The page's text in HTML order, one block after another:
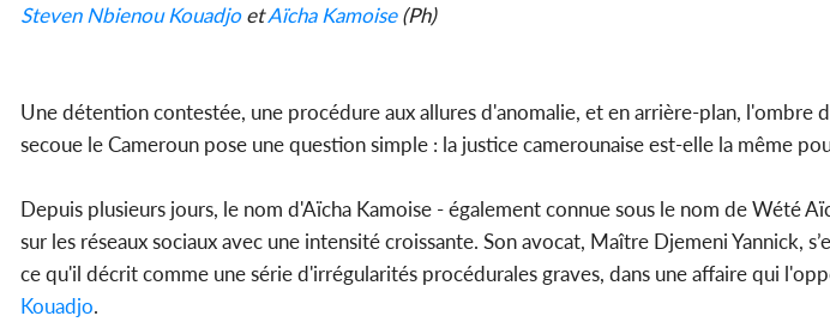
Steven Nbienou KouadjoetAïcha Kamoise(Ph)
Une détention contestée, une procédure aux allures d'anomalie, et en arrière-plan, l'ombre
secoue le Cameroun pose une question simple : la justice camerounaise est-elle la même
Depuis plusieurs jours, le nom d'Aïcha Kamoise - également connue sous le nom de Wété
sur les réseaux sociaux avec une intensité croissante. Son avocat, Maître Djemeni Yannick,
ce qu'il décrit comme une série d'irrégularités procédurales graves, dans une affaire qui
Kouadjo.